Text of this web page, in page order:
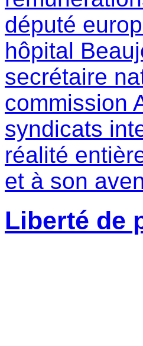
député
hôpital
secrétaire
commission
syndicats
réalité
et à son
Liberté de